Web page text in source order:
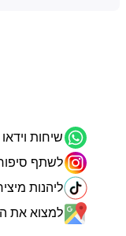
שיחות
לשתף
ליהנות
למצוא את